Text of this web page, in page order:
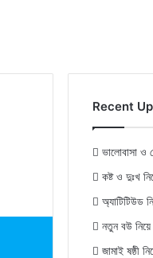
Recent
ভালোবাসা ও
কষ্ট ও দুঃখ
অ্যাটিটিউড
নতুন বউ নিয়ে
জামাই ষষ্ঠী